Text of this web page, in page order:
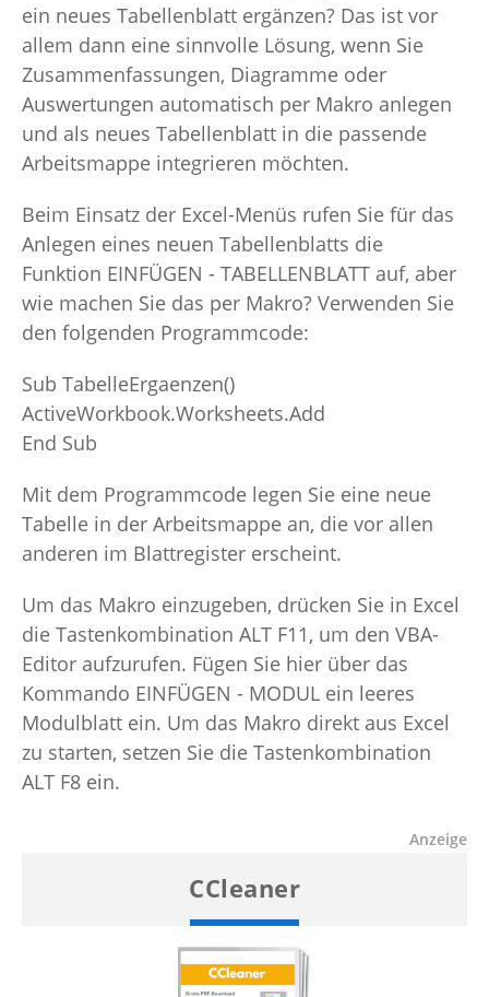
ein neues Tabellenblatt ergänzen? Das ist vor
allem dann eine sinnvolle Lösung, wenn Sie
Zusammenfassungen, Diagramme oder
Auswertungen automatisch per Makro anlegen
und als neues Tabellenblatt in die passende
Arbeitsmappe integrieren möchten.
Beim Einsatz der Excel-Menüs rufen Sie für das
Anlegen eines neuen Tabellenblatts die
Funktion EINFÜGEN - TABELLENBLATT auf, aber
wie machen Sie das per Makro? Verwenden Sie
den folgenden Programmcode:
Sub TabelleErgaenzen()
ActiveWorkbook.Worksheets.Add
End Sub
Mit dem Programmcode legen Sie eine neue
Tabelle in der Arbeitsmappe an, die vor allen
anderen im Blattregister erscheint.
Um das Makro einzugeben, drücken Sie in Excel
die Tastenkombination ALT F11, um den VBA-
Editor aufzurufen. Fügen Sie hier über das
Kommando EINFÜGEN - MODUL ein leeres
Modulblatt ein. Um das Makro direkt aus Excel
zu starten, setzen Sie die Tastenkombination
ALT F8 ein.